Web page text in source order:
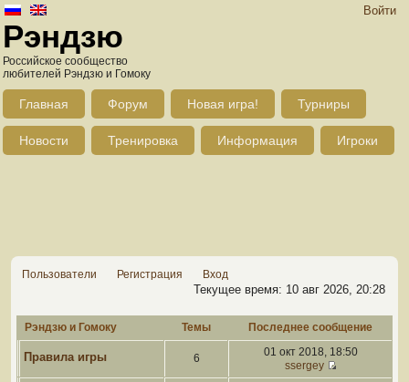
Войти
Рэндзю
Российское сообщество
любителей Рэндзю и Гомоку
Главная Форум Новая игра! Турниры
Новости Тренировка Информация Игроки
Пользователи Регистрация Вход
Текущее время: 10 авг 2026, 20:28
Рэндзю и Гомоку Темы Последнее сообщение
Правила игры 6
01 окт 2018, 18:50
ssergey